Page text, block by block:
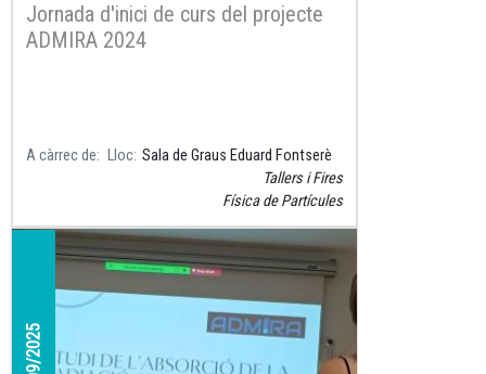
Jornada d'inici de curs del projecte
ADMIRA 2024
A càrrec de Lloc Sala de Graus Eduard Fontserè
Tallers i Fires
Física de Partícules